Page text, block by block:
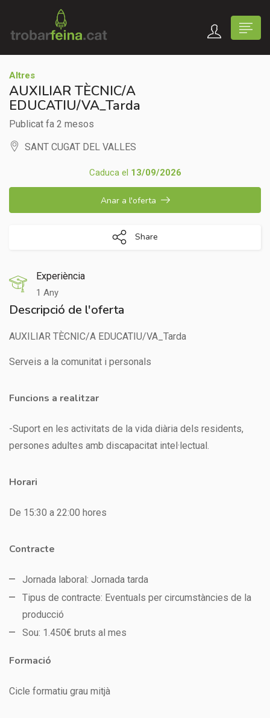
Altres
AUXILIAR TÈCNIC/A
EDUCATIU/VA_Tarda
Publicat fa 2 mesos
SANT CUGAT DEL VALLES
Caduca el 13/09/2026
Anar a l'oferta
Share
Experiència
1 Any
Descripció de l'oferta
AUXILIAR TÈCNIC/A EDUCATIU/VA_Tarda
Serveis a la comunitat i personals
Funcions a realitzar
-Suport en les activitats de la vida diària dels residents,
persones adultes amb discapacitat intel·lectual.
Horari
De 15:30 a 22:00 hores
Contracte
Jornada laboral: Jornada tarda
Tipus de contracte: Eventuals per circumstàncies de la
producció
Sou: 1.450€ bruts al mes
Formació
Cicle formatiu grau mitjà